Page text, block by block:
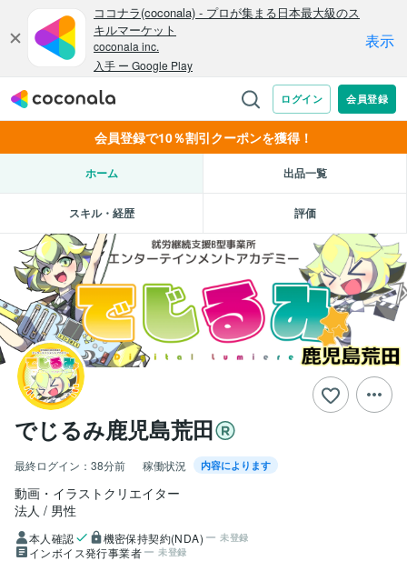
会員登録で10％割引クーポンを獲得！
ホーム 出品一覧
スキル・経歴 評価
でじるみ鹿児島荒田
最終ログイン： 38分前 稼働状況 内容によります
動画・イラストクリエイター
法人
男性
本人確認 機密保持契約(NDA) 未登録
インボイス発行事業者 未登録